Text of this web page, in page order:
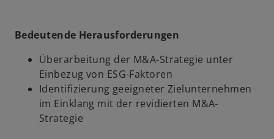
n
t
Bedeutende Herausforderungen
Überarbeitung der M&A-Strategie unter
Einbezug von ESG-Faktoren
Identifizierung geeigneter Zielunternehmen
im Einklang mit der revidierten M&A-
Strategie